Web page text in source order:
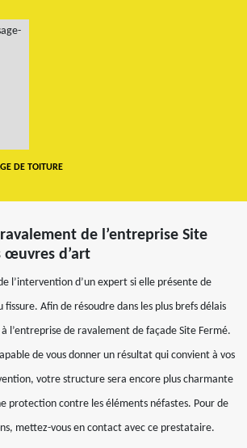
DE TOITURE
ravalement de l’entreprise Site
œuvres d’art
l’intervention d’un expert si elle présente de
fissure. Afin de résoudre dans les plus brefs délais
l’entreprise de ravalement de façade Site Fermé.
de vous donner un résultat qui convient à vos
votre structure sera encore plus charmante
protection contre les éléments néfastes. Pour de
mettez-vous en contact avec ce prestataire.